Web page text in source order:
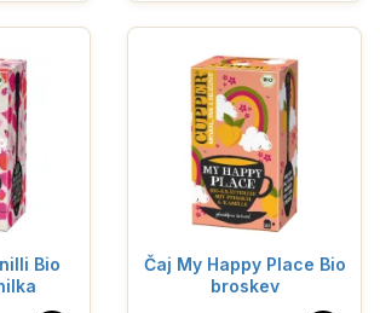
Bio
Čaj My Happy Place Bio
broskev